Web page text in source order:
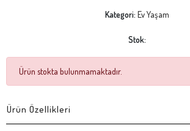
Kategori: Ev Yaşam
Stok:
Ürün stokta bulunmamaktadır.
Ürün Özellikleri